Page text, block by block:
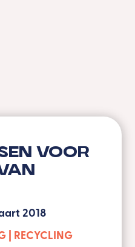
voor
2018
RECYCLING